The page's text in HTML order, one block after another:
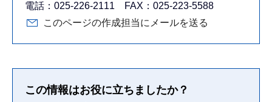
電話：025-226-2111 FAX：025-223-5588
このページの作成担当にメールを送る
この情報はお役に立ちましたか？